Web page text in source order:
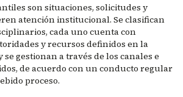
son situaciones, solicitudes y
atención institucional. Se clasifican
cada uno cuenta con
y recursos definidos en la
gestionan a través de los canales e
de acuerdo con un conducto regular
proceso.